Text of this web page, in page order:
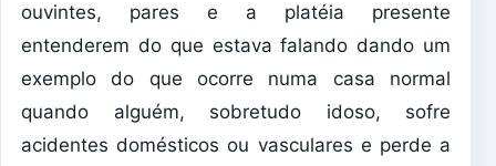
ouvintes, pares e a platéia presente
entenderem do que estava falando dando um
exemplo do que ocorre numa casa normal
quando alguém, sobretudo idoso, sofre
acidentes domésticos ou vasculares e perde a